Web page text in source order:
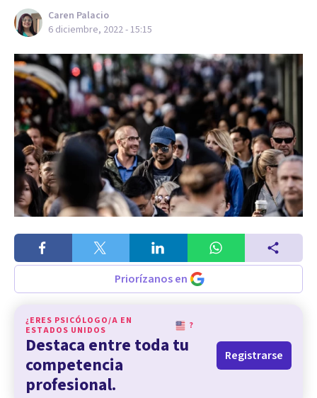
Caren Palacio
6 diciembre, 2022 - 15:15
Priorízanos en
¿ERES PSICÓLOGO/A EN
ESTADOS UNIDOS
?
Destaca entre toda tu
competencia
profesional.
Registrarse